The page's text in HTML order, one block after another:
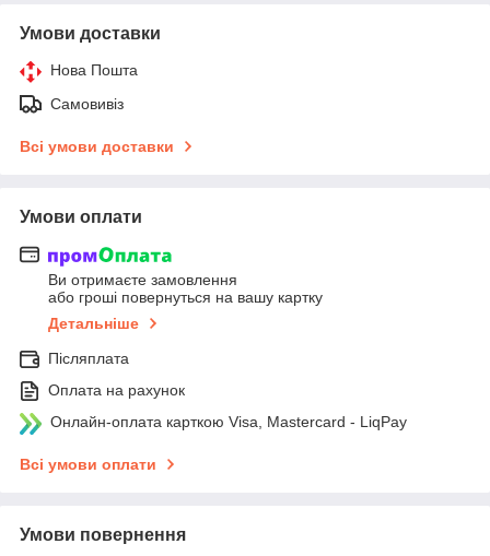
Умови доставки
Нова Пошта
Самовивіз
Всі умови доставки
Умови оплати
Ви отримаєте замовлення
або гроші повернуться на вашу картку
Детальніше
Післяплата
Оплата на рахунок
Онлайн-оплата карткою Visa, Mastercard - LiqPay
Всі умови оплати
Умови повернення